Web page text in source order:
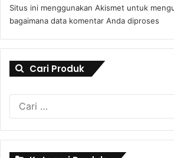
Situs ini menggunakan Akismet untuk
bagaimana data komentar Anda diproses
Cari Produk